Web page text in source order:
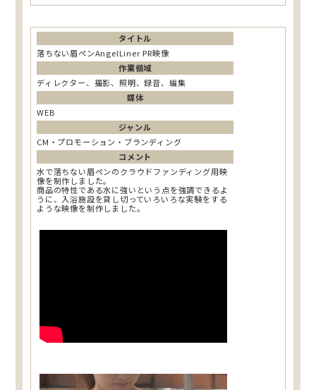
タイトル
落ちない眉ペンAngelLiner PR映像
作業領域
ディレクター、撮影、照明、録音、編集
媒体
WEB
ジャンル
CM・プロモーション・ブランディング
コメント
水で落ちない眉ペンのクラウドファンディング用映
像を制作しました。
商品の特性である水に強いという点を強調できるよ
うに、入浴施設を貸し切っていろいろな実験をする
ような映像を制作しました。